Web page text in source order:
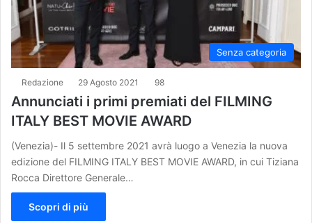
Senza categoria
Redazione 29 Agosto 2021 98
Annunciati i primi premiati del FILMING
ITALY BEST MOVIE AWARD
(Venezia)- Il 5 settembre 2021 avrà luogo a Venezia la nuova
edizione del FILMING ITALY BEST MOVIE AWARD, in cui Tiziana
Rocca Direttore Generale…
Scopri di più